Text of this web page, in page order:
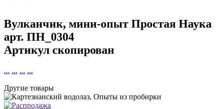
Вулканчик, мини-опыт Простая Наука
арт. ПН_0304
Артикул скопирован
... ... ... ...
Другие товары